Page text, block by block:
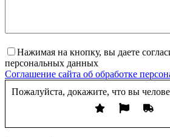
Нажимая на кнопку, вы даете
персональных данных
Соглашение сайта об обработке
Пожалуйста, докажите, что вы